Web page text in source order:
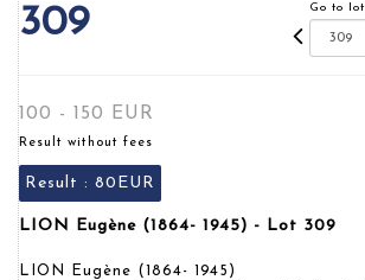
309 Go to lot
100 - 150 EUR
Result without fees
Result : 80EUR
LION Eugène (1864- 1945) - Lot 309
LION Eugène (1864- 1945)